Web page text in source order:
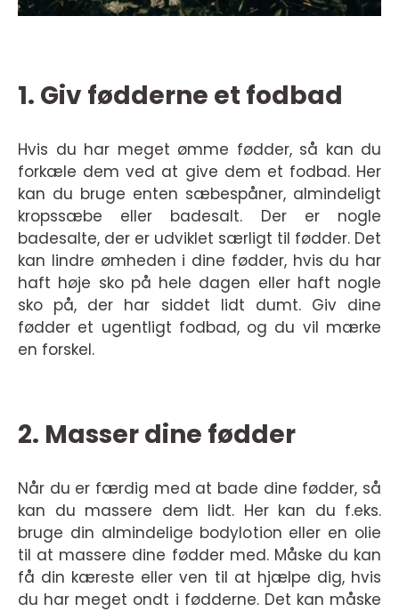
1. Giv fødderne et fodbad
Hvis du har meget ømme fødder, så kan du
forkæle dem ved at give dem et fodbad. Her
kan du bruge enten sæbespåner, almindeligt
kropssæbe eller badesalt. Der er nogle
badesalte, der er udviklet særligt til fødder. Det
kan lindre ømheden i dine fødder, hvis du har
haft høje sko på hele dagen eller haft nogle
sko på, der har siddet lidt dumt. Giv dine
fødder et ugentligt fodbad, og du vil mærke
en forskel.
2. Masser dine fødder
Når du er færdig med at bade dine fødder, så
kan du massere dem lidt. Her kan du f.eks.
bruge din almindelige bodylotion eller en olie
til at massere dine fødder med. Måske du kan
få din kæreste eller ven til at hjælpe dig, hvis
du har meget ondt i fødderne. Det kan måske